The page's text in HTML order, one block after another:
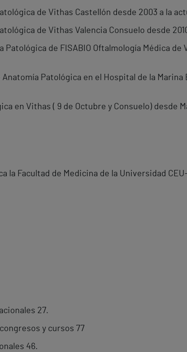
de Vithas Castellón desde 2003 a la
de Vithas Valencia Consuelo desde
Patológica de FISABIO Oftalmología Médica de
Patológica en el Hospital de la Marina
en Vithas ( 9 de Octubre y Consuelo) desde
la Facultad de Medicina de la Universidad
27.
y cursos 77
46.